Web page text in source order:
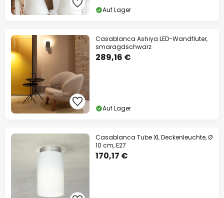
Auf Lager
Casablanca Ashiya LED-Wandfluter,
smaragdschwarz
289,16 €
Auf Lager
Casablanca Tube XL Deckenleuchte, Ø
10 cm, E27
170,17 €